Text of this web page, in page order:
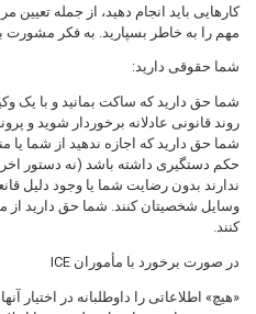
کارهایی باید انجام دهید، از جمله تعیین
مهم را به خاطر بسپارید. به فکر مشورت
شما حقوقی دارید:
شما حق دارید که ساکت بمانید و با یک
روند قانونی عادلانه برخوردار شوید و
حکم دستگیری داشته باشد (نه دستور
ندارند بدون رضایت شما یا وجود دلیل
کنند.
در صورت برخورد با مأموران ICE
«هیچ» اطلاعاتی را داوطلبانه در اختیار